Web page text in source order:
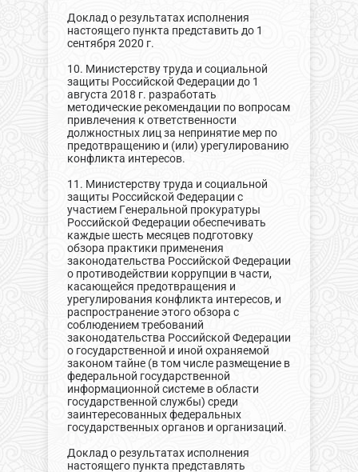
Доклад о результатах исполнения
настоящего пункта представить до 1
сентября 2020 г.
10. Министерству труда и социальной
защиты Российской Федерации до 1
августа 2018 г. разработать
методические рекомендации по вопросам
привлечения к ответственности
должностных лиц за непринятие мер по
предотвращению и (или) урегулированию
конфликта интересов.
11. Министерству труда и социальной
защиты Российской Федерации с
участием Генеральной прокуратуры
Российской Федерации обеспечивать
каждые шесть месяцев подготовку
обзора практики применения
законодательства Российской Федерации
о противодействии коррупции в части,
касающейся предотвращения и
урегулирования конфликта интересов, и
распространение этого обзора с
соблюдением требований
законодательства Российской Федерации
о государственной и иной охраняемой
законом тайне (в том числе размещение в
федеральной государственной
информационной системе в области
государственной службы) среди
заинтересованных федеральных
государственных органов и организаций.
Доклад о результатах исполнения
настоящего пункта представлять